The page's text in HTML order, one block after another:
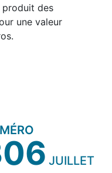
produit des
une valeur
JUILLET